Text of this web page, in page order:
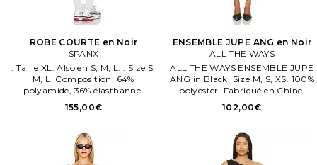
ROBE COURTE en Noir
SPANX
. Taille XL. Also en S, M, L. . Size S,
M, L. Composition: 64%
polyamide, 36% élasthanne.
155,00€
ENSEMBLE JUPE ANG en Noir
ALL THE WAYS
ALL THE WAYS ENSEMBLE JUPE
ANG in Black. Size M, S, XS. 100%
polyester. Fabriqué en Chine.
Hand wash. Entièrement doublé.
102,00€